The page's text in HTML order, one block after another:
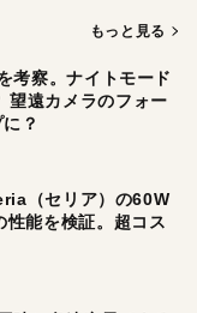
もっと見る
考察。ナイトモード
望遠カメラのフォー
？
（セリア）の60W
能を検証。超コス